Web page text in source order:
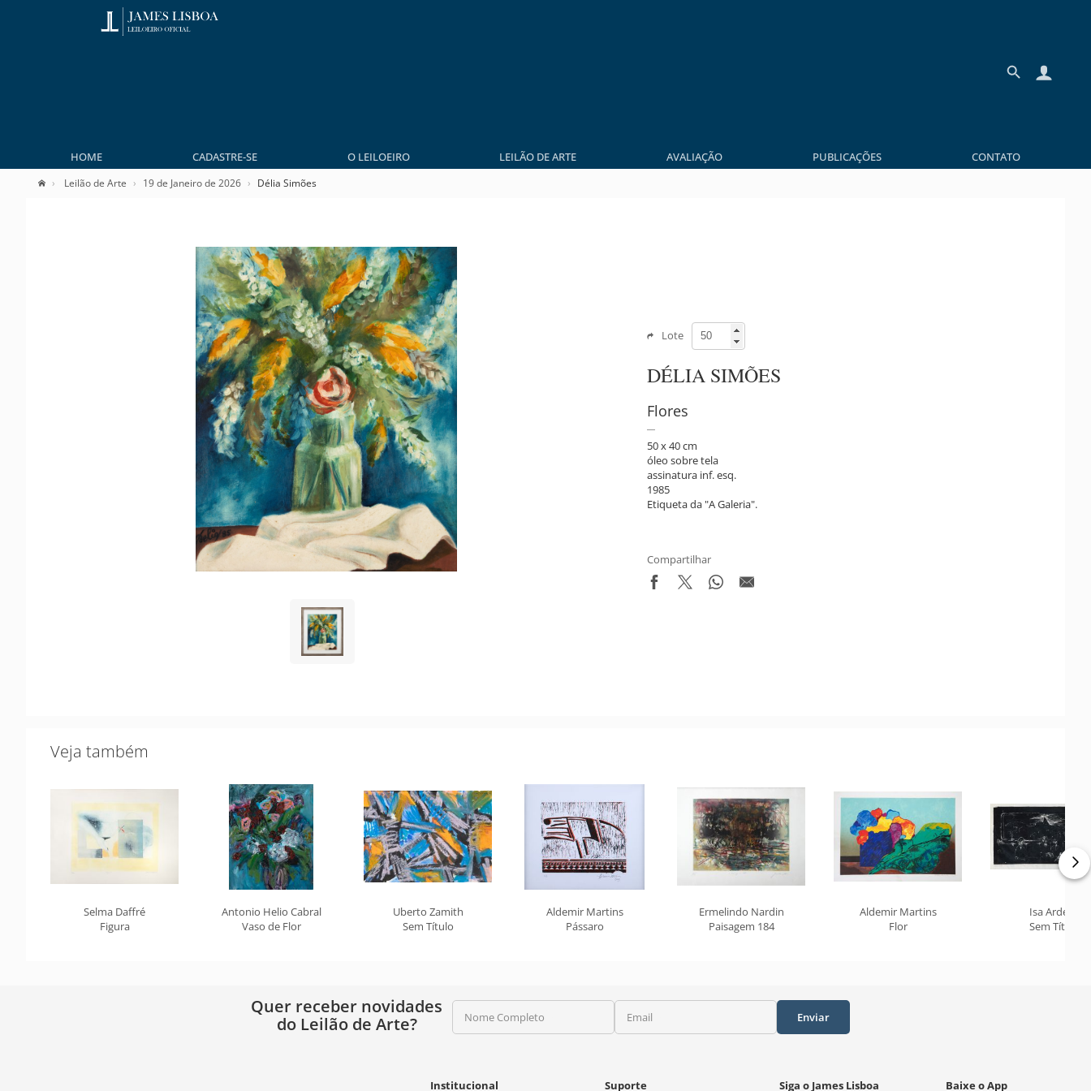
HOME CADASTRE-SE O LEILOEIRO LEILÃO DE ARTE AVALIAÇÃO PUBLICAÇÕES CONTATO
Leilão de Arte 19 de Janeiro de 2026 Délia Simões
Lote
DÉLIA SIMÕES
Flores
50 x 40 cm
óleo sobre tela
assinatura inf. esq.
1985
Etiqueta da "A Galeria".
Compartilhar
Veja também
Selma Daffré
Figura
Antonio Helio Cabral
Vaso de Flor
Uberto Zamith
Sem Título
Aldemir Martins
Pássaro
Ermelindo Nardin
Paisagem 184
Aldemir Martins
Flor
Isa Ardene
Sem Título
Quer receber novidades
do Leilão de Arte?
Nome Completo Email Enviar
Institucional Suporte Siga o James Lisboa Baixe o App